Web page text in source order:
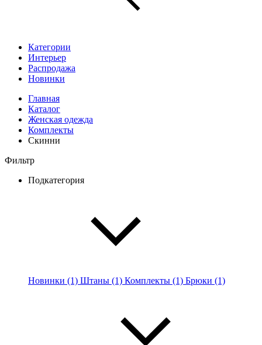
Категории
Интерьер
Распродажа
Новинки
Главная
Каталог
Женская одежда
Комплекты
Скинни
Фильтр
Подкатегория
Новинки (1) Штаны (1) Комплекты (1) Брюки (1)